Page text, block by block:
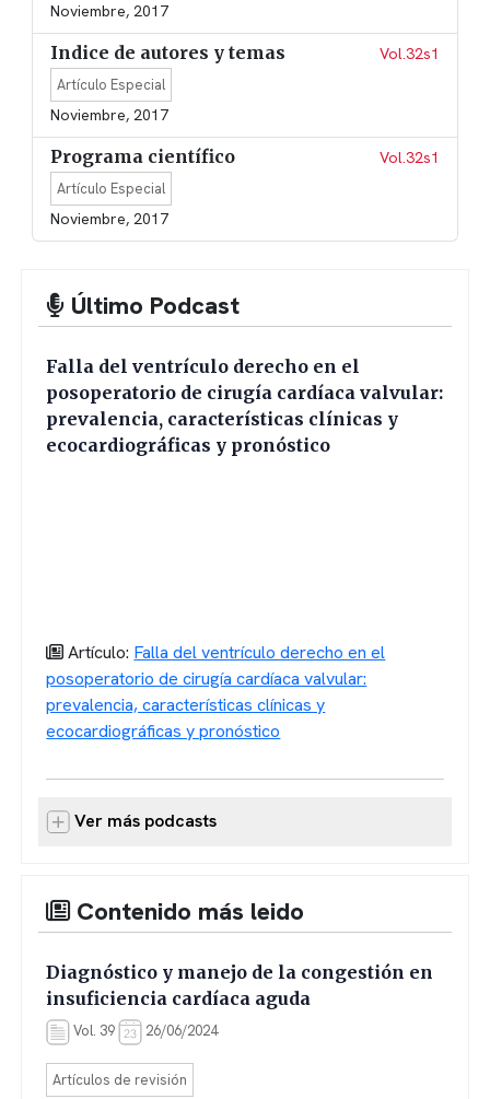
Noviembre, 2017
Indice de autores y temas Vol.32s1
Artículo Especial
Noviembre, 2017
Programa científico Vol.32s1
Artículo Especial
Noviembre, 2017
Último Podcast
Falla del ventrículo derecho en el
posoperatorio de cirugía cardíaca valvular:
prevalencia, características clínicas y
ecocardiográficas y pronóstico
Artículo: Falla del ventrículo derecho en el
posoperatorio de cirugía cardíaca valvular:
prevalencia, características clínicas y
ecocardiográficas y pronóstico
Ver más podcasts
Contenido más leido
Diagnóstico y manejo de la congestión en
insuficiencia cardíaca aguda
Vol. 39 26/06/2024
Artículos de revisión